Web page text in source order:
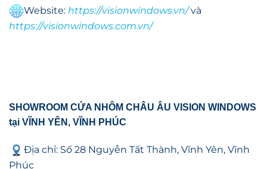
Website: https://visionwindows.vn/ và
https://visionwindows.com.vn/
SHOWROOM CỬA NHÔM CHÂU ÂU VISION WINDOWS
tại VĨNH YÊN, VĨNH PHÚC
Địa chỉ: Số 28 Nguyễn Tất Thành, Vĩnh Yên, Vĩnh
Phúc